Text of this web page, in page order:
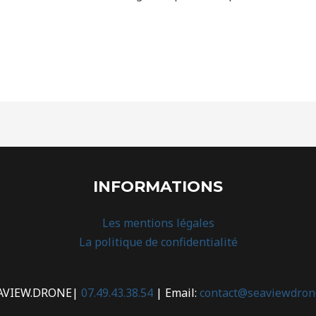
INFORMATIONS
Les mentions légales
La politique de confidentialité
07.49.43.38.54| Email: